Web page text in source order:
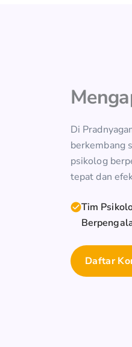
Di
berkembang
psikolog
tepat dan
Tim
Daftar